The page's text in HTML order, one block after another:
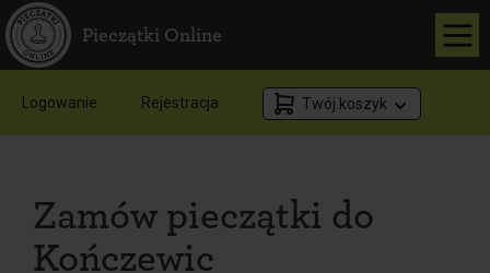
Pieczątki Online
Logowanie Rejestracja Twój koszyk
Zamów pieczątki do
Kończewic